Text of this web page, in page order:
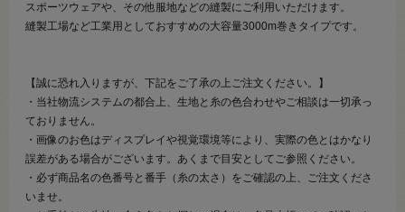
スポーツウェアや、その他服地などの縫製にご利用いただけます。
縫製工場など工業用としておすすめの大容量3000m巻きタイプです。
【誠に恐れ入りますが、下記をご了承の上ご注文ください。】
・当社物流システムの都合上、生地と糸の色合わせやご相談は一切承っ
ておりません。
・画像のお色はディスプレイや視覚環境等により、実際の色とはかなり
誤差がある場合がございます。あくまで目安としてご参照ください。
・必ず商品名の色番号と番手（糸の太さ）をご確認の上、ご注文くださ
いませ。